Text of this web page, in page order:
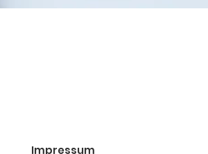
Impressum